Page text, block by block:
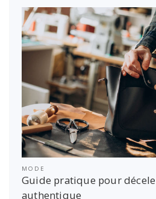
MODE
Guide pratique pour
authentique